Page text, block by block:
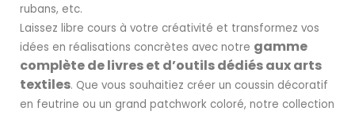
rubans, etc.
Laissez libre cours à votre créativité et transformez vos
idées en réalisations concrètes avec notre gamme
complète de livres et d’outils dédiés aux arts
textiles. Que vous souhaitiez créer un coussin décoratif
en feutrine ou un grand patchwork coloré, notre collection